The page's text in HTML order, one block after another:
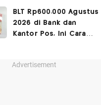
Turun
BLT Rp600.000 Agustus
2026 di Bank dan
Kantor Pos, Ini Cara
Advertisement